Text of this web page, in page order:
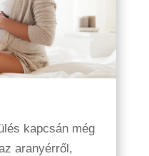
kapcsán még
aranyérről,